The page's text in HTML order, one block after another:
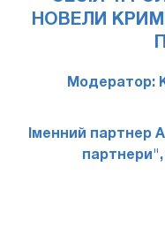
НОВЕЛИ
Модератор:
Іменний